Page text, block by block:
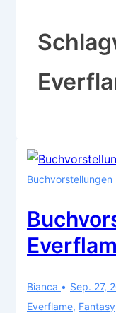
Buchvorstellungen
Bianca Sep. 27,
Everflame, Fantasy